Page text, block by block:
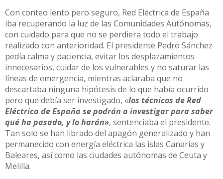
Con conteo lento pero seguro, Red Eléctrica de España
iba recuperando la luz de las Comunidades Autónomas,
con cuidado para que no se perdiera todo el trabajo
realizado con anterioridad. El presidente Pedro Sánchez
pedía calma y paciencia, evitar los desplazamientos
innecesarios, cuidar de los vulnerables y no saturar las
líneas de emergencia, mientras aclaraba que no
descartaba ninguna hipótesis de lo que había ocurrido
pero que debía ser investigado, «los técnicos de Red
Eléctrica de España se podrán a investigar para saber
qué ha pasado, y lo harán», sentenciaba el presidente.
Tan solo se han librado del apagón generalizado y han
permanecido con energía eléctrica las islas Canarias y
Baleares, así como las ciudades autónomas de Ceuta y
Melilla.